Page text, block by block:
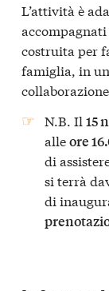
L’attività è
accompagnati
costruita per
famiglia, in
N.B. Il15
alleore
di
si terrà
di